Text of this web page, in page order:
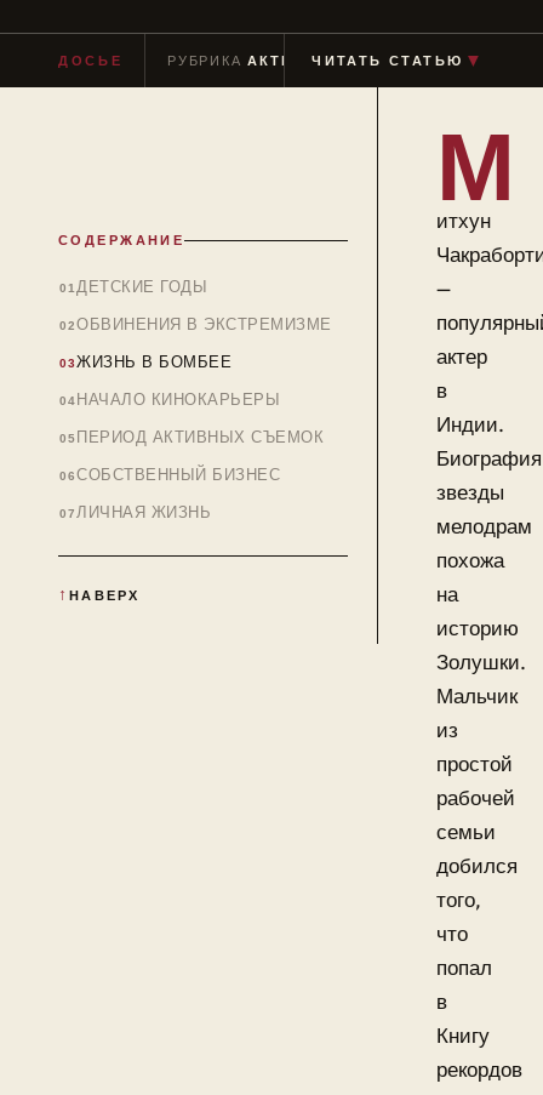
ДОСЬЕ РУБРИКААКТЕРЫ ЧТЕНИЕ ≈ 7 МИН
ЧИТАТЬ СТАТЬЮ ▼
СОДЕРЖАНИЕ
ДЕТСКИЕ ГОДЫ
ОБВИНЕНИЯ В ЭКСТРЕМИЗМЕ
ЖИЗНЬ В БОМБЕЕ
НАЧАЛО КИНОКАРЬЕРЫ
ПЕРИОД АКТИВНЫХ СЪЕМОК
СОБСТВЕННЫЙ БИЗНЕС
ЛИЧНАЯ ЖИЗНЬ
НАВЕРХ
М
итхун
—
актер
в
Индии.
Биография
звезды
мелодрам
похожа
на
историю
Золушки.
Мальчик
из
простой
рабочей
семьи
добился
того,
что
попал
в
Книгу
рекордов